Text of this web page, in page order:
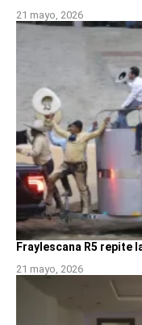
21 mayo, 2026
Fraylescana R5 repite
21 mayo, 2026